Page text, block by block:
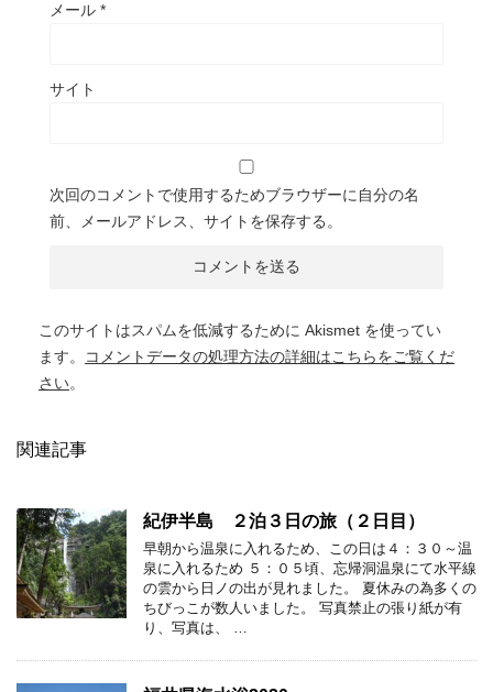
メール *
サイト
次回のコメントで使用するためブラウザーに自分の名
前、メールアドレス、サイトを保存する。
このサイトはスパムを低減するために Akismet を使ってい
ます。
コメントデータの処理方法の詳細はこちらをご覧くだ
さい。
関連記事
紀伊半島 ２泊３日の旅（２日目）
早朝から温泉に入れるため、この日は４：３０～温
泉に入れるため ５：０５頃、忘帰洞温泉にて水平線
の雲から日ノの出が見れました。 夏休みの為多くの
ちびっこが数人いました。 写真禁止の張り紙が有
り、写真は、 …